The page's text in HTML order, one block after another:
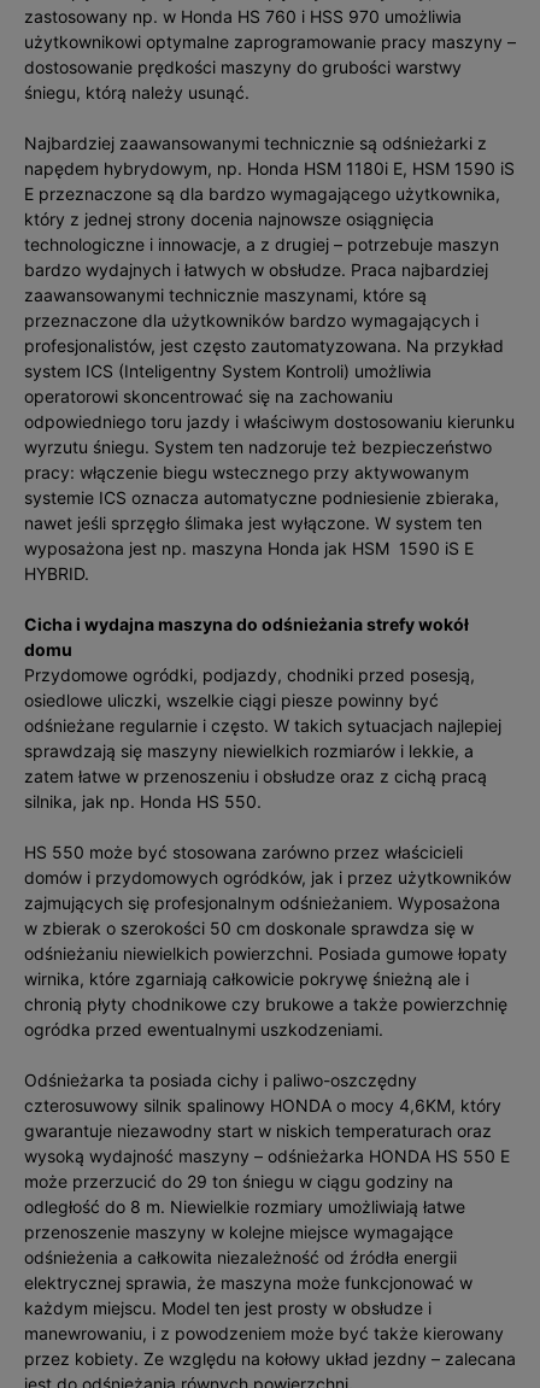
zastosowany np. w Honda HS 760 i HSS 970 umożliwia
użytkownikowi optymalne zaprogramowanie pracy maszyny –
dostosowanie prędkości maszyny do grubości warstwy
śniegu, którą należy usunąć.
Najbardziej zaawansowanymi technicznie są odśnieżarki z
napędem hybrydowym, np. Honda HSM 1180i E, HSM 1590 iS
E przeznaczone są dla bardzo wymagającego użytkownika,
który z jednej strony docenia najnowsze osiągnięcia
technologiczne i innowacje, a z drugiej – potrzebuje maszyn
bardzo wydajnych i łatwych w obsłudze. Praca najbardziej
zaawansowanymi technicznie maszynami, które są
przeznaczone dla użytkowników bardzo wymagających i
profesjonalistów, jest często zautomatyzowana. Na przykład
system ICS (Inteligentny System Kontroli) umożliwia
operatorowi skoncentrować się na zachowaniu
odpowiedniego toru jazdy i właściwym dostosowaniu kierunku
wyrzutu śniegu. System ten nadzoruje też bezpieczeństwo
pracy: włączenie biegu wstecznego przy aktywowanym
systemie ICS oznacza automatyczne podniesienie zbieraka,
nawet jeśli sprzęgło ślimaka jest wyłączone. W system ten
wyposażona jest np. maszyna Honda jak HSM 1590 iS E
HYBRID.
Cicha i wydajna maszyna do odśnieżania strefy wokół
domu
Przydomowe ogródki, podjazdy, chodniki przed posesją,
osiedlowe uliczki, wszelkie ciągi piesze powinny być
odśnieżane regularnie i często. W takich sytuacjach najlepiej
sprawdzają się maszyny niewielkich rozmiarów i lekkie, a
zatem łatwe w przenoszeniu i obsłudze oraz z cichą pracą
silnika, jak np. Honda HS 550.
HS 550 może być stosowana zarówno przez właścicieli
domów i przydomowych ogródków, jak i przez użytkowników
zajmujących się profesjonalnym odśnieżaniem. Wyposażona
w zbierak o szerokości 50 cm doskonale sprawdza się w
odśnieżaniu niewielkich powierzchni. Posiada gumowe łopaty
wirnika, które zgarniają całkowicie pokrywę śnieżną ale i
chronią płyty chodnikowe czy brukowe a także powierzchnię
ogródka przed ewentualnymi uszkodzeniami.
Odśnieżarka ta posiada cichy i paliwo-oszczędny
czterosuwowy silnik spalinowy HONDA o mocy 4,6KM, który
gwarantuje niezawodny start w niskich temperaturach oraz
wysoką wydajność maszyny – odśnieżarka HONDA HS 550 E
może przerzucić do 29 ton śniegu w ciągu godziny na
odległość do 8 m. Niewielkie rozmiary umożliwiają łatwe
przenoszenie maszyny w kolejne miejsce wymagające
odśnieżenia a całkowita niezależność od źródła energii
elektrycznej sprawia, że maszyna może funkcjonować w
każdym miejscu. Model ten jest prosty w obsłudze i
manewrowaniu, i z powodzeniem może być także kierowany
przez kobiety. Ze względu na kołowy układ jezdny – zalecana
jest do odśnieżania równych powierzchni.